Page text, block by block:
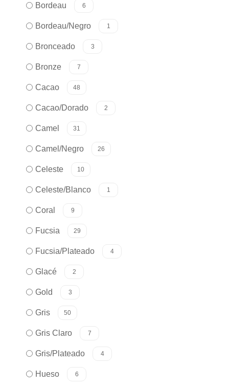
Bordeau 6
Bordeau/Negro 1
Bronceado 3
Bronze 7
Cacao 48
Cacao/Dorado 2
Camel 31
Camel/Negro 26
Celeste 10
Celeste/Blanco 1
Coral 9
Fucsia 29
Fucsia/Plateado 4
Glacé 2
Gold 3
Gris 50
Gris Claro 7
Gris/Plateado 4
Hueso 6